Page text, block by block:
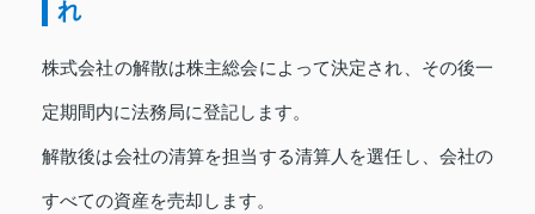
れ
株式会社の解散は株主総会によって決定され、その後一
定期間内に法務局に登記します。
解散後は会社の清算を担当する清算人を選任し、会社の
すべての資産を売却します。